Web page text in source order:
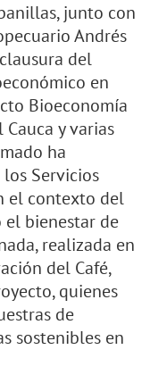
junto con
Andrés
del
en
Bioeconomía
y varias
ha
Servicios
el contexto del
bienestar de
realizada en
del Café,
quienes
de
sostenibles en